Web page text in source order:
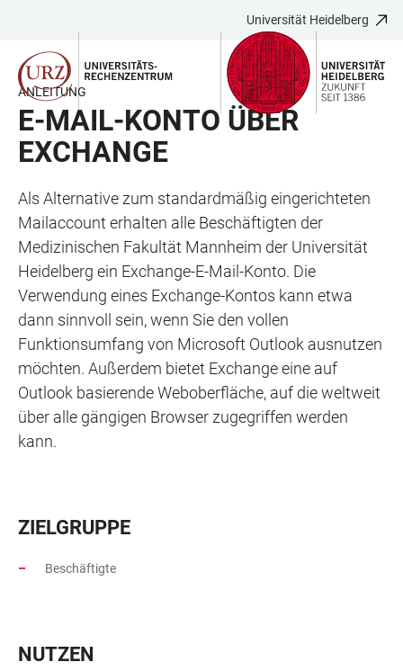
LINKS
ZUR
BARRIEREFREIHEIT
HAUPTINHALT
ÖFFNEN
ÖFFNEN
Universität Heidelberg
ANLEITUNG
E-MAIL-KONTO ÜBER
EXCHANGE
Als Alternative zum standardmäßig eingerichteten
Mailaccount erhalten alle Beschäftigten der
Medizinischen Fakultät Mannheim der Universität
Heidelberg ein Exchange-E-Mail-Konto. Die
Verwendung eines Exchange-Kontos kann etwa
dann sinnvoll sein, wenn Sie den vollen
Funktionsumfang von Microsoft Outlook ausnutzen
möchten. Außerdem bietet Exchange eine auf
Outlook basierende Weboberfläche, auf die weltweit
über alle gängigen Browser zugegriffen werden
kann.
ZIELGRUPPE
Beschäftigte
NUTZEN